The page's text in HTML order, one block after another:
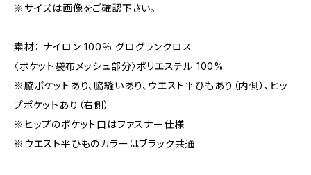
※サイズは画像をご確認下さい。
素材： ナイロン 100％ グログランクロス
〈ポケット袋布メッシュ部分〉ポリエステル 100%
※脇ポケットあり、脇縫いあり、ウエスト平ひもあり（内側）、ヒッ
プポケットあり（右側）
※ヒップのポケット口はファスナー仕様
※ウエスト平ひものカラーはブラック共通